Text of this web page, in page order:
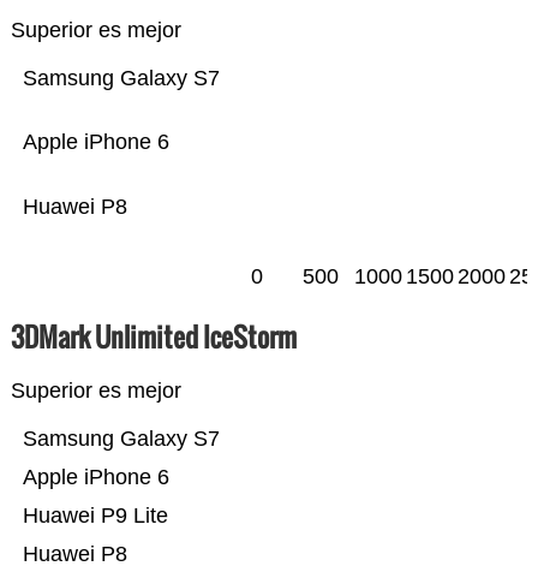
Superior es mejor
Huawei P8
Apple iPhone 6
Samsung Galaxy S7
0 500 1000 15002000
3DMark Unlimited IceStorm
Superior es mejor
Huawei P8
Huawei P9 Lite
Apple iPhone 6
Samsung Galaxy S7